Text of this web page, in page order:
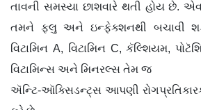
તાવની સમસ્યા છાશવારે થતી હોય છે.
તમને ફ્લુ અને ઇન્ફેક્શનથી બચાવી
વિટામિન A, વિટામિન C, કૅલ્શિયમ,
વિટામિન્સ અને મિનરલ્સ તેમ જ
ઍન્ટિ-ઑક્સિડન્ટ્સ આપણી